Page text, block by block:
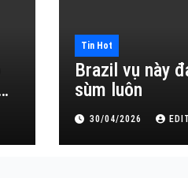
Tin Hot
Brazil vụ này
sùm luôn
30/04/2026